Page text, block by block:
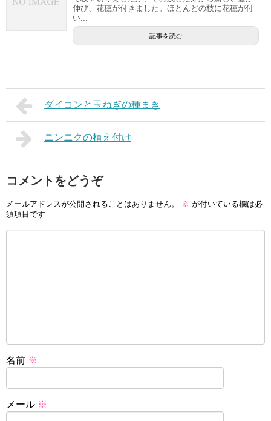
伸び、花穂が付きました。ほとんどの枝に花穂が付
い...
記事を読む
ダイコンと玉ねぎの種まき
ニンニクの植え付け
コメントをどうぞ
メールアドレスが公開されることはありません。 ※ が付いている欄は必
須項目です
名前 ※
メール ※